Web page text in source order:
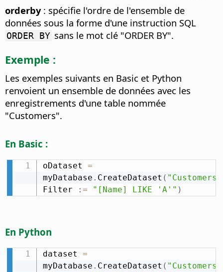
orderby: spécifie l'ordre de l'ensemble de
données sous la forme d'une instruction SQL
ORDER BY sans le mot clé "ORDER BY".
Exemple :
Les exemples suivants en Basic et Python
renvoient un ensemble de données avec les
enregistrements d'une table nommée
"Customers".
En Basic :
oDataset =
myDatabase . CreateDataset ( "Customers"
Filter
: = "[Name] LIKE 'A'" )
En Python
dataset =
myDatabase . CreateDataset ( "Customers"